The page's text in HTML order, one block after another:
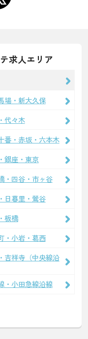
求人エリア
場・新大久保
代々木
番・赤坂・六本木
銀座・東京
・四谷・市ヶ谷
日暮里・鶯谷
板橋
・小岩・葛西
吉祥寺（中央線沿
・小田急線沿線